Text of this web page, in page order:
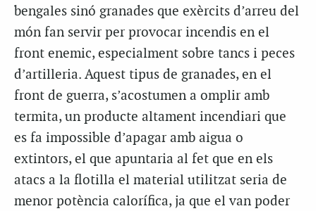
bengales sinó granades que exèrcits d’arreu del
món fan servir per provocar incendis en el
front enemic, especialment sobre tancs i peces
d’artilleria. Aquest tipus de granades, en el
front de guerra, s’acostumen a omplir amb
termita, un producte altament incendiari que
es fa impossible d’apagar amb aigua o
extintors, el que apuntaria al fet que en els
atacs a la flotilla el material utilitzat seria de
menor potència calorífica, ja que el van poder